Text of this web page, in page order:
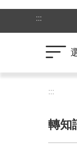
跳到主要內容區塊
:::
:::
轉知